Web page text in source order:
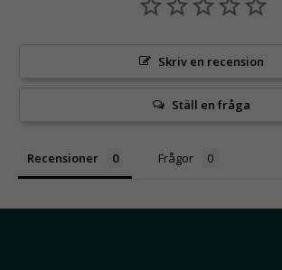
Skriv en recension
Ställ en fråga
Recensioner Frågor